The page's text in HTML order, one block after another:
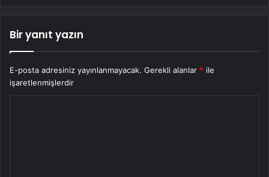
Bir yanıt yazın
E-posta adresiniz yayınlanmayacak. Gerekli alanlar * ile
işaretlenmişlerdir